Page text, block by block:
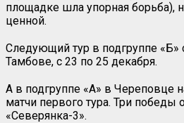
площадке шла упорная борьба),
ценной.
Следующий тур в подгруппе «Б»
Тамбове, с 23 по 25 декабря.
А в подгруппе «А» в Череповце
матчи первого тура. Три победы
«Северянка-3».